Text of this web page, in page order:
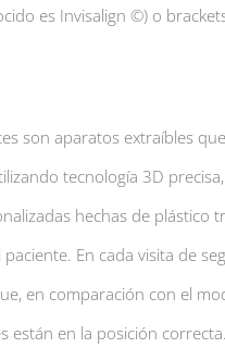
es Invisalign ©) o
son aparatos extraíbles
tecnología 3D
hechas de plástico
En cada visita de
en comparación con el
están en la posición